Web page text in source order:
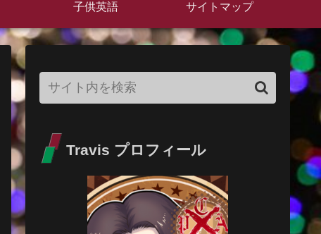
子供英語 サイトマップ
Travis プロフィール